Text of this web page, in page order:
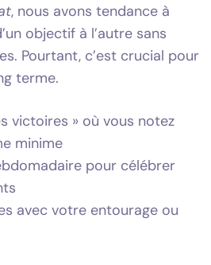
, nous avons tendance à
objectif à l’autre sans
Pourtant, c’est crucial pour
terme.
victoires » où vous notez
minime
pour célébrer
avec votre entourage ou